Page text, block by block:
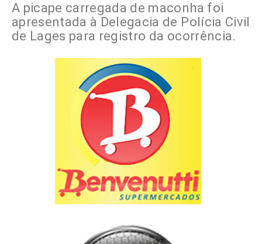
A picape carregada de maconha foi
apresentada à Delegacia de Polícia Civil
de Lages para registro da ocorrência.